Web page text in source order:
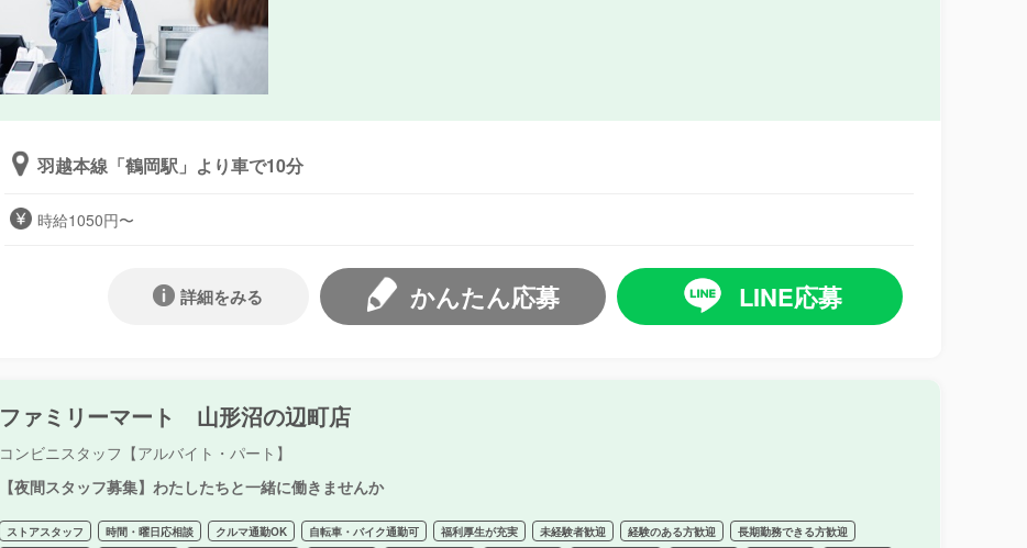
羽越本線「鶴岡駅」より車で10分
時給1050円〜
LINE応募
かんたん応募
詳細をみる
ファミリーマート 山形沼の辺町店
コンビニスタッフ【アルバイト・パート】
【夜間スタッフ募集】わたしたちと一緒に働きませんか
ストアスタッフ 時間・曜日応相談 クルマ通勤OK 自転車・バイク通勤可 福利厚生が充実 未経験者歓迎 経験のある方歓迎 長期勤務できる方歓迎